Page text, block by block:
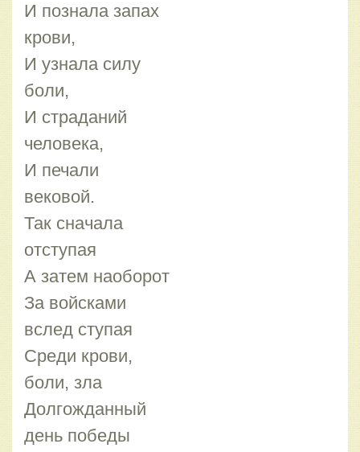
И познала запах
крови,
И узнала силу
боли,
И страданий
человека,
И печали
вековой.
Так сначала
отступая
А затем наоборот
За войсками
вслед ступая
Среди крови,
боли, зла
Долгожданный
день победы